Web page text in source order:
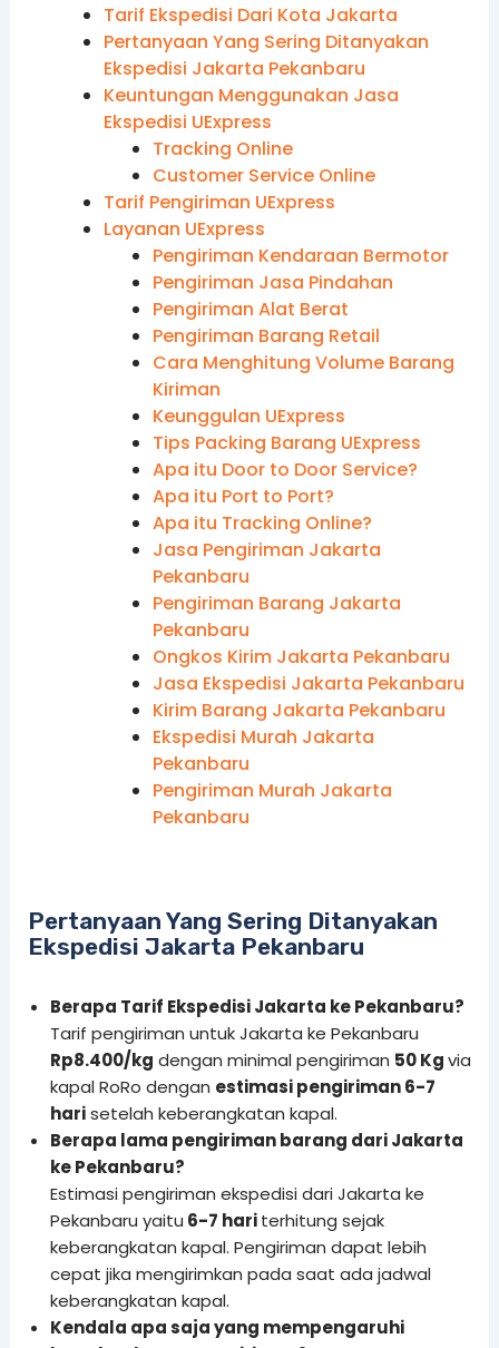
Tarif Ekspedisi Dari Kota Jakarta
Pertanyaan Yang Sering Ditanyakan
Ekspedisi Jakarta Pekanbaru
Keuntungan Menggunakan Jasa
Ekspedisi UExpress
Tracking Online
Customer Service Online
Tarif Pengiriman UExpress
Layanan UExpress
Pengiriman Kendaraan Bermotor
Pengiriman Jasa Pindahan
Pengiriman Alat Berat
Pengiriman Barang Retail
Cara Menghitung Volume Barang
Kiriman
Keunggulan UExpress
Tips Packing Barang UExpress
Apa itu Door to Door Service?
Apa itu Port to Port?
Apa itu Tracking Online?
Jasa Pengiriman Jakarta
Pekanbaru
Pengiriman Barang Jakarta
Pekanbaru
Ongkos Kirim Jakarta Pekanbaru
Jasa Ekspedisi Jakarta Pekanbaru
Kirim Barang Jakarta Pekanbaru
Ekspedisi Murah Jakarta
Pekanbaru
Pengiriman Murah Jakarta
Pekanbaru
Pertanyaan Yang Sering Ditanyakan
Ekspedisi Jakarta Pekanbaru
Berapa Tarif Ekspedisi Jakarta ke Pekanbaru?
Tarif pengiriman untuk Jakarta ke Pekanbaru
Rp8.400/kg dengan minimal pengiriman 50 Kgvia
kapal RoRo dengan estimasi pengiriman 6-7
harisetelah keberangkatan kapal.
Berapa lama pengiriman barang dari Jakarta
ke Pekanbaru?
Estimasi pengiriman ekspedisi dari Jakarta ke
Pekanbaru yaitu 6-7 hariterhitung sejak
keberangkatan kapal. Pengiriman dapat lebih
cepat jika mengirimkan pada saat ada jadwal
keberangkatan kapal.
Kendala apa saja yang mempengaruhi